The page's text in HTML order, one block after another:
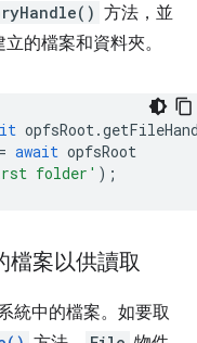
方法，並
的檔案和資料夾。
opfsRoot .
= await opfsRoot
folder' );
檔案以供讀取
統中的檔案。如要取